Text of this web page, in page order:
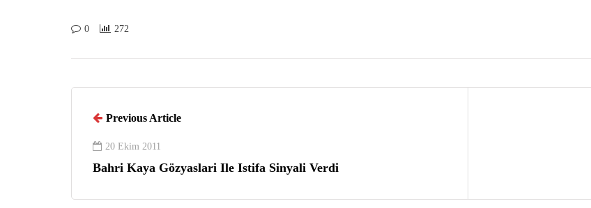
0 272
Previous Article
20 Ekim 2011
Bahri Kaya Gözyaslari Ile Istifa Sinyali Verdi